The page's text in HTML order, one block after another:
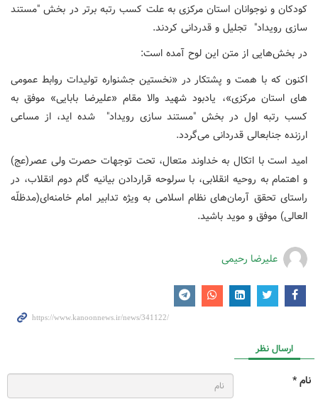
کودکان و نوجوانان استان مرکزی به علت کسب رتبه برتر در بخش "مستند
سازی رویداد" تجلیل و قدردانی کردند.
در بخش‌هایی از متن این لوح آمده است:
اکنون که با همت و پشتکار در «نخستین جشنواره تولیدات روابط عمومی
های استان مرکزی»، یادبود شهید والا مقام «علیرضا بابایی» موفق به
کسب رتبه اول در بخش "مستند سازی رویداد" شده اید، از مساعی
ارزنده جنابعالی قدردانی می‌گردد.
امید است با اتکال به خداوند متعال، تحت توجهات حصرت ولی عصر(عج)
و اهتمام به روحیه انقلابی، با سرلوحه قراردادن بیانیه گام دوم انقلاب، در
راستای تحقق آرمان‌های نظام اسلامی به ویژه تدابیر امام خامنه‌ای(مدظلّه
العالی) موفق و موید باشید.
علیرضا رحیمی
ارسال نظر
نام *